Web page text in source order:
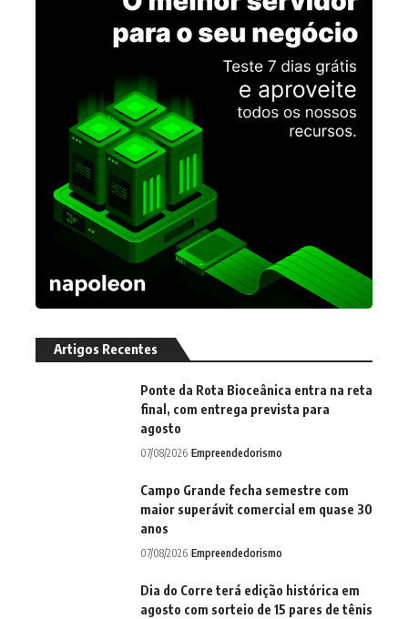
Artigos Recentes
Ponte da Rota Bioceânica entra na reta
final, com entrega prevista para
agosto
07/08/2026 Empreendedorismo
Campo Grande fecha semestre com
maior superávit comercial em quase 30
anos
07/08/2026 Empreendedorismo
Dia do Corre terá edição histórica em
agosto com sorteio de 15 pares de tênis